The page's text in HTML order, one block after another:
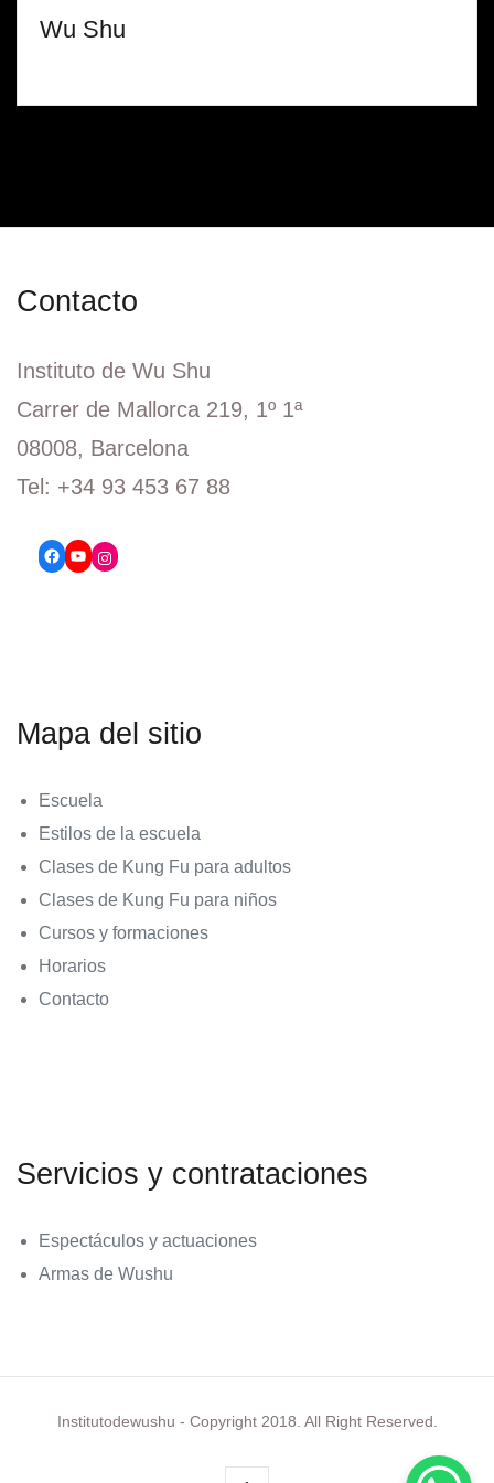
Wu Shu
Contacto
Instituto de Wu Shu
Carrer de Mallorca 219, 1º 1ª
08008, Barcelona
Tel: +34 93 453 67 88
Mapa del sitio
Escuela
Estilos de la escuela
Clases de Kung Fu para adultos
Clases de Kung Fu para niños
Cursos y formaciones
Horarios
Contacto
Servicios y contrataciones
Espectáculos y actuaciones
Armas de Wushu
Follow Me!
Institutodewushu - Copyright 2018. All Right Reserved.